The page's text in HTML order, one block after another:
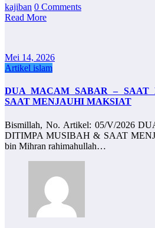
kajiban 0 Comments
Read More
Mei 14, 2026
Artikel islam
DUA MACAM SABAR – SAAT
SAAT MENJAUHI MAKSIAT
Bismillah, No. Artikel: 05/V/2026
DITIMPA MUSIBAH & SAAT
bin Mihran rahimahullah…